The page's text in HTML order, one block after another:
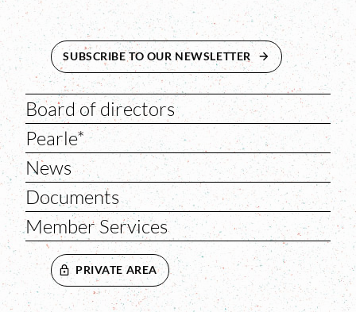
SUBSCRIBE TO OUR NEWSLETTER ABRE EN NUEVA
Board of directors
Pearle*
News
Documents
Member Services
PRIVATE AREA